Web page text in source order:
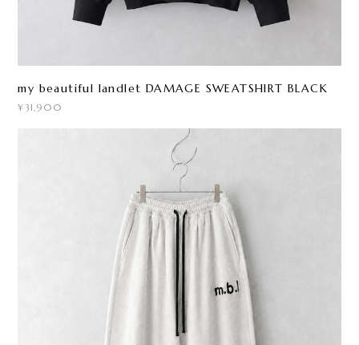
my beautiful landlet DAMAGE SWEATSHIRT BLACK
¥31,900